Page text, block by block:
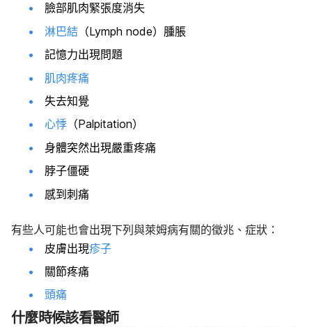
臉部肌肉緊張度消失
淋巴結 （Lymph node）腫脹
記憶力出現問題
肌肉疼痛
失去知覺
心悸 （Palpitation）
身體突然出現嚴重疼痛
脖子僵硬
感到刺痛
有些人可能也會出現下列與萊姆病有關的徵兆、症狀：
皮膚出現疹子
關節疼痛
頭痛
什麼時候該看醫師